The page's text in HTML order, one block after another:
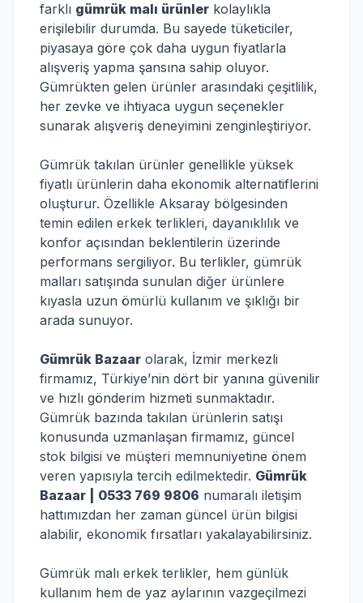
farklı gümrük malı ürünler kolaylıkla
erişilebilir durumda. Bu sayede tüketiciler,
piyasaya göre çok daha uygun fiyatlarla
alışveriş yapma şansına sahip oluyor.
Gümrükten gelen ürünler arasındaki çeşitlilik,
her zevke ve ihtiyaca uygun seçenekler
sunarak alışveriş deneyimini zenginleştiriyor.
Gümrük takılan ürünler genellikle yüksek
fiyatlı ürünlerin daha ekonomik alternatiflerini
oluşturur. Özellikle Aksaray bölgesinden
temin edilen erkek terlikleri, dayanıklılık ve
konfor açısından beklentilerin üzerinde
performans sergiliyor. Bu terlikler, gümrük
malları satışında sunulan diğer ürünlere
kıyasla uzun ömürlü kullanım ve şıklığı bir
arada sunuyor.
Gümrük Bazaar olarak, İzmir merkezli
firmamız, Türkiye’nin dört bir yanına güvenilir
ve hızlı gönderim hizmeti sunmaktadır.
Gümrük bazında takılan ürünlerin satışı
konusunda uzmanlaşan firmamız, güncel
stok bilgisi ve müşteri memnuniyetine önem
veren yapısıyla tercih edilmektedir. Gümrük
Bazaar | 0533 769 9806 numaralı iletişim
hattımızdan her zaman güncel ürün bilgisi
alabilir, ekonomik fırsatları yakalayabilirsiniz.
Gümrük malı erkek terlikler, hem günlük
kullanım hem de yaz aylarının vazgeçilmezi